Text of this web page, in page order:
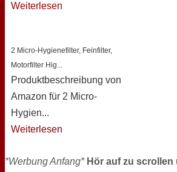
Weiterlesen
2 Micro-Hygienefilter, Feinfilter,
Motorfilter Hig...
Produktbeschreibung von
Amazon für 2 Micro-
Hygien...
Weiterlesen
*Werbung Anfang* Hör auf zu